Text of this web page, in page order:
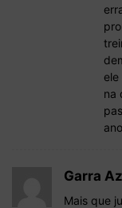
na
Garra
Mais que